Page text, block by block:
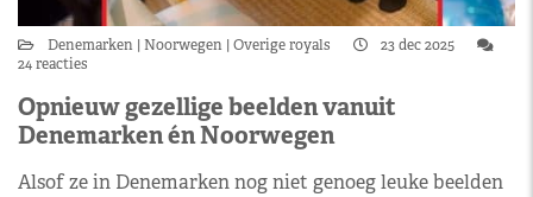
Denemarken Noorwegen Overige royals
23 dec 2025
24 reacties
Opnieuw gezellige beelden vanuit
Denemarken én Noorwegen
Alsof ze in Denemarken nog niet genoeg leuke beelden